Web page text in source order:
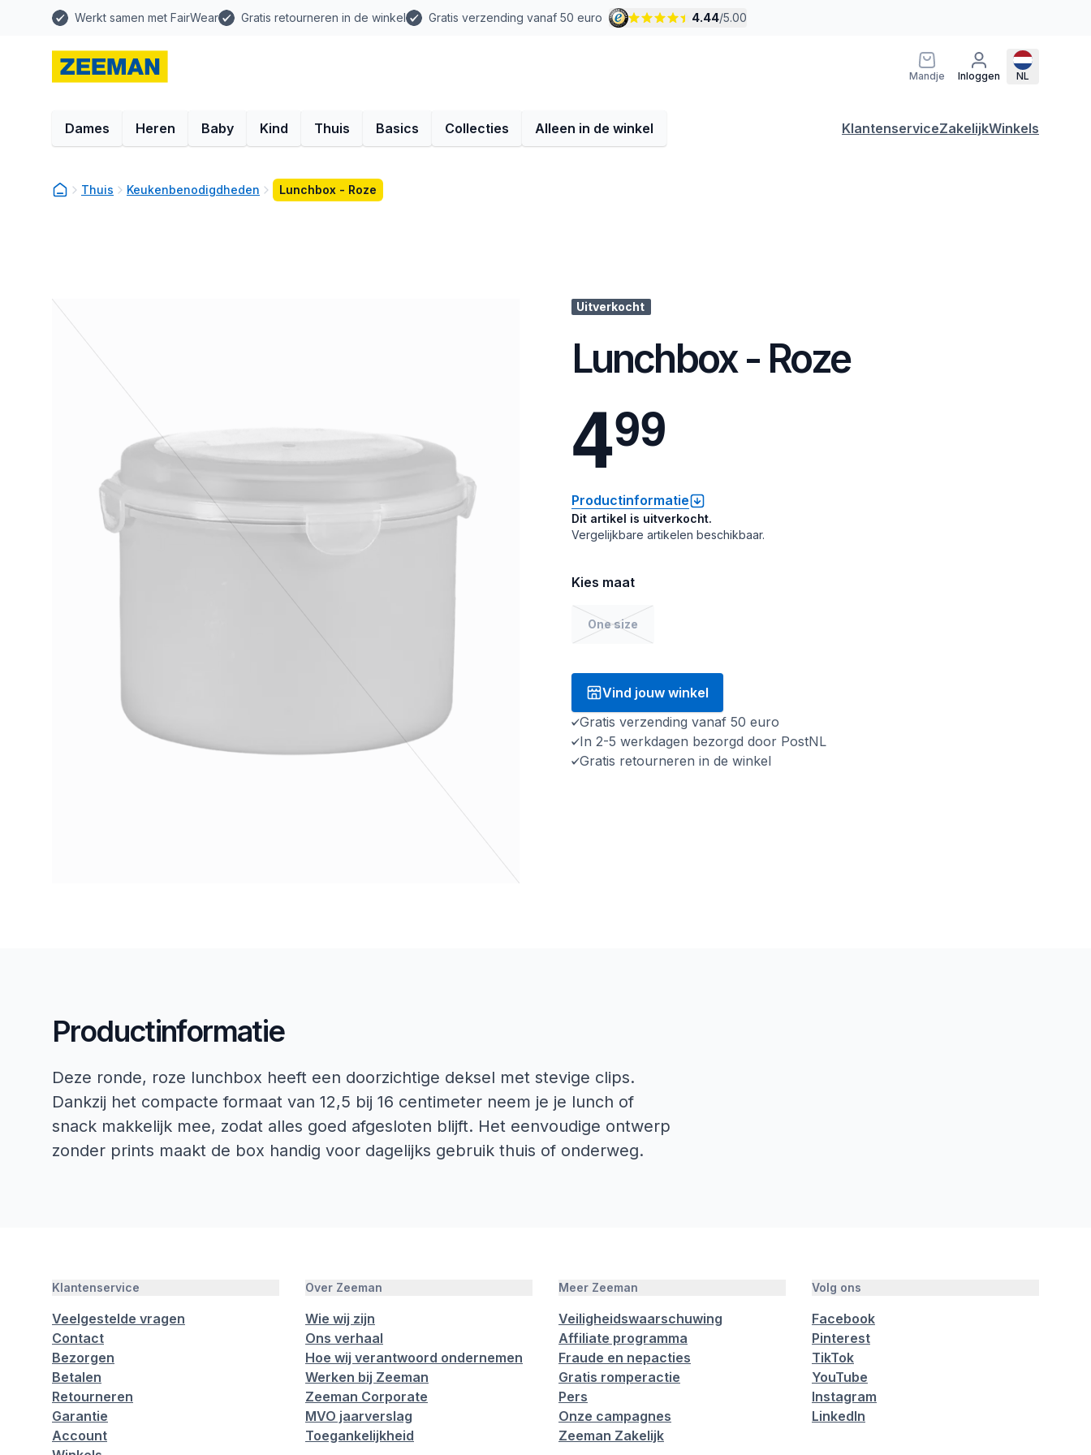
Werkt samen met FairWear Gratis retourneren in de winkel Gratis verzending vanaf 50 euro 4.44/5.00
Mandje Inloggen NL
Dames Heren Baby Kind Thuis Basics Collecties Alleen in de winkel KlantenserviceZakelijkWinkels
Thuis Keukenbenodigdheden Lunchbox - Roze
Uitverkocht
Lunchbox - Roze
499
Productinformatie
Dit artikel is uitverkocht.
Vergelijkbare artikelen beschikbaar.
Kies maat
One size
Vind jouw winkel
Gratis verzending vanaf 50 euro
In 2-5 werkdagen bezorgd door PostNL
Gratis retourneren in de winkel
Productinformatie
Deze ronde, roze lunchbox heeft een doorzichtige deksel met stevige clips.
Dankzij het compacte formaat van 12,5 bij 16 centimeter neem je je lunch of
snack makkelijk mee, zodat alles goed afgesloten blijft. Het eenvoudige ontwerp
zonder prints maakt de box handig voor dagelijks gebruik thuis of onderweg.
Klantenservice
Veelgestelde vragen
Contact
Bezorgen
Betalen
Retourneren
Garantie
Account
Over Zeeman
Wie wij zijn
Ons verhaal
Hoe wij verantwoord ondernemen
Werken bij Zeeman
Zeeman Corporate
MVO jaarverslag
Toegankelijkheid
Meer Zeeman
Veiligheidswaarschuwing
Affiliate programma
Fraude en nepacties
Gratis romperactie
Pers
Onze campagnes
Zeeman Zakelijk
Volg ons
Facebook
Pinterest
TikTok
YouTube
Instagram
LinkedIn